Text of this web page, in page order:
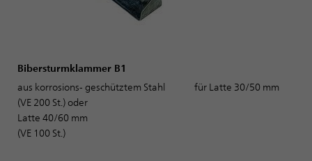
Bibersturmklammer B1
aus korrosions- geschütztem Stahl für Latte 30/50 mm
(VE 200 St.) oder
Latte 40/60 mm
(VE 100 St.)